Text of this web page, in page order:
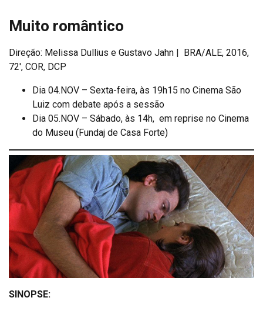
Muito romântico
Direção: Melissa Dullius e Gustavo Jahn | BRA/ALE, 2016,
72′, COR, DCP
Dia 04.NOV – Sexta-feira, às 19h15 no Cinema São
Luiz com debate após a sessão
Dia 05.NOV – Sábado, às 14h, em reprise no Cinema
do Museu (Fundaj de Casa Forte)
SINOPSE: